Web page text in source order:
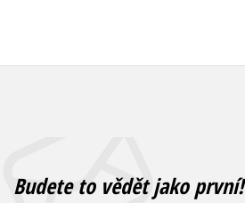
Budete to vědět jako první!